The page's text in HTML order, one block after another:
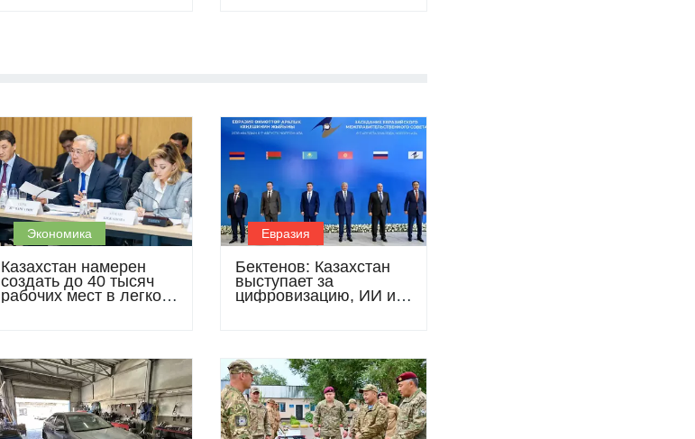
Экономика
Казахстан намерен
создать до 40 тысяч
рабочих мест в легкой
Евразия
Бектенов: Казахстан
выступает за
цифровизацию, ИИ и